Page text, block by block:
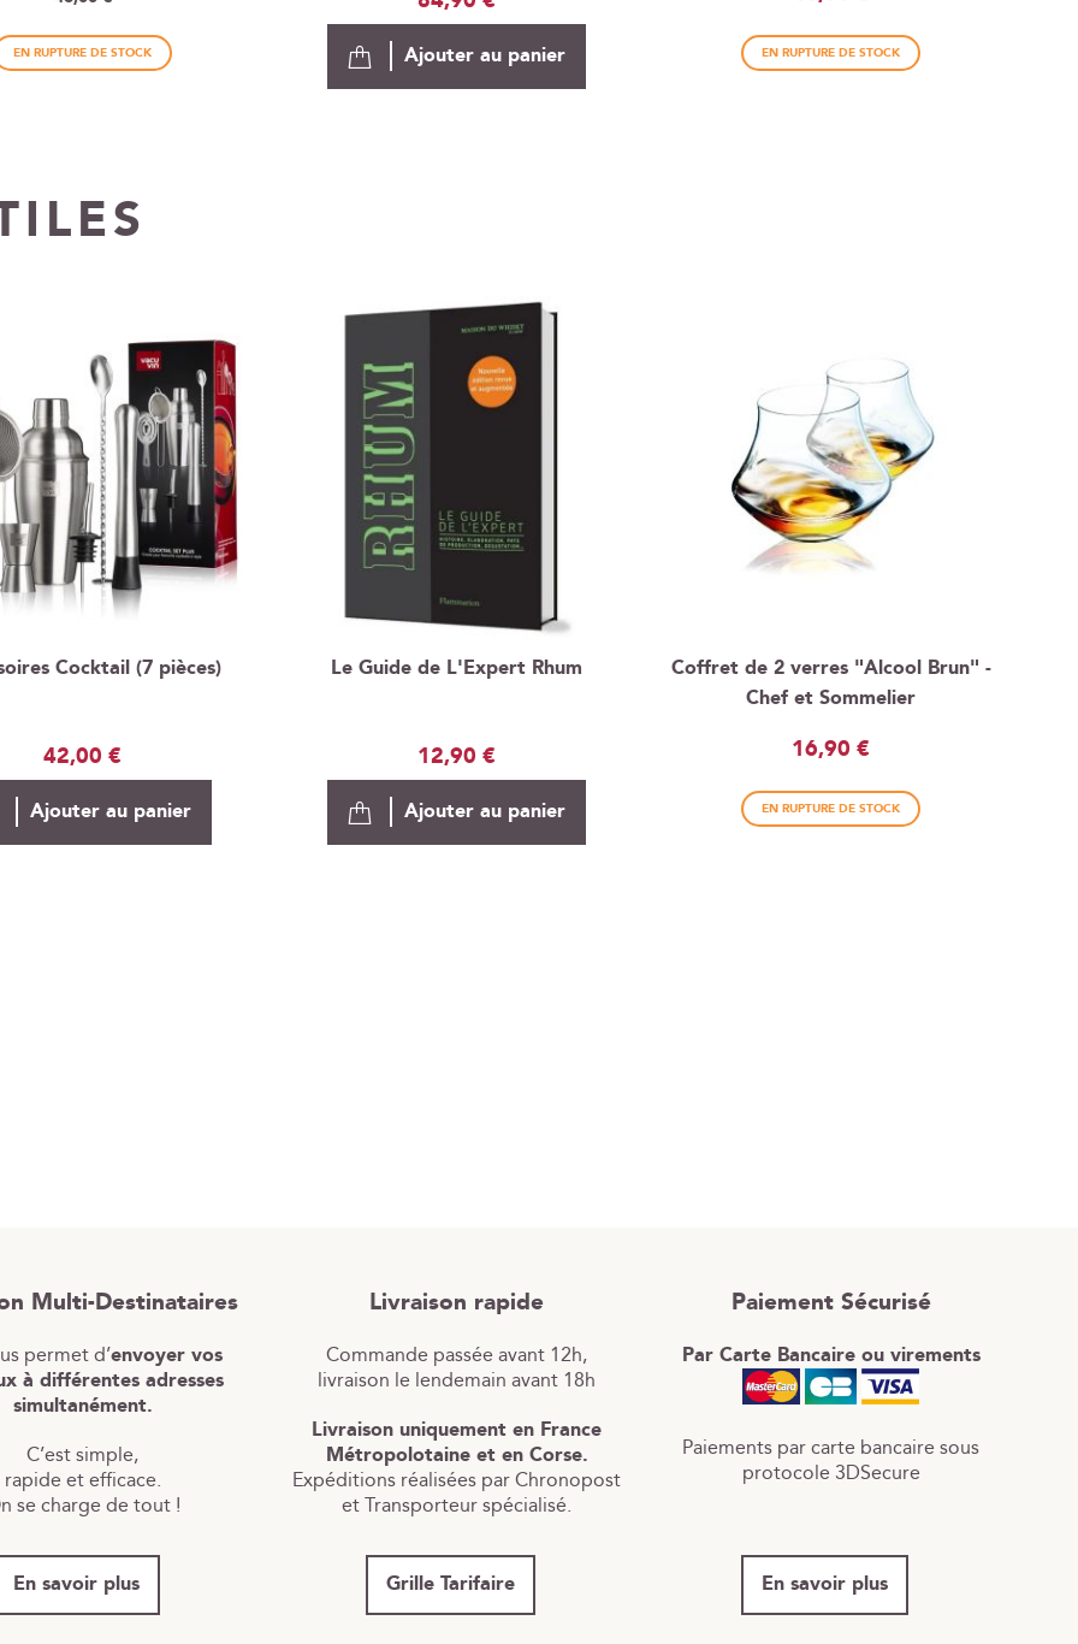
EN RUPTURE DE STOCK Ajouter au panier EN RUPTURE DE STOCK
Cocktail (7 pièces)
42,00 €
Ajouter au panier
Le Guide de L'Expert Rhum
12,90 €
Ajouter au panier
Coffret de 2 verres "Alcool Brun" -
Chef et Sommelier
16,90 €
EN RUPTURE DE STOCK
Multi-Destinataires
permet d’envoyer vos
à différentes adresses
simultanément.
C’est simple,
rapide et efficace.
se charge de tout !
En savoir plus
Livraison rapide
Commande passée avant 12h,
livraison le lendemain avant 18h
Livraison uniquement en France
Métropolotaine et en Corse.
Expéditions réalisées par Chronopost
et Transporteur spécialisé.
Grille Tarifaire
Paiement Sécurisé
Par Carte Bancaire ou virements
Paiements par carte bancaire sous
protocole 3DSecure
En savoir plus